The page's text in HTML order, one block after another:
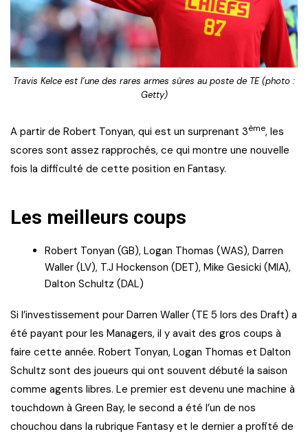
Travis Kelce est l’une des rares armes sûres au poste de TE (photo :
Getty)
A partir de Robert Tonyan, qui est un surprenant 3ème, les
scores sont assez rapprochés, ce qui montre une nouvelle
fois la difficulté de cette position en Fantasy.
Les meilleurs coups
Robert Tonyan (GB), Logan Thomas (WAS), Darren
Waller (LV), T.J Hockenson (DET), Mike Gesicki (MIA),
Dalton Schultz (DAL)
Si l’investissement pour Darren Waller (TE 5 lors des Draft) a
été payant pour les Managers, il y avait des gros coups à
faire cette année. Robert Tonyan, Logan Thomas et Dalton
Schultz sont des joueurs qui ont souvent débuté la saison
comme agents libres. Le premier est devenu une machine à
touchdown à Green Bay, le second a été l’un de nos
chouchou dans la rubrique Fantasy et le dernier a profité de